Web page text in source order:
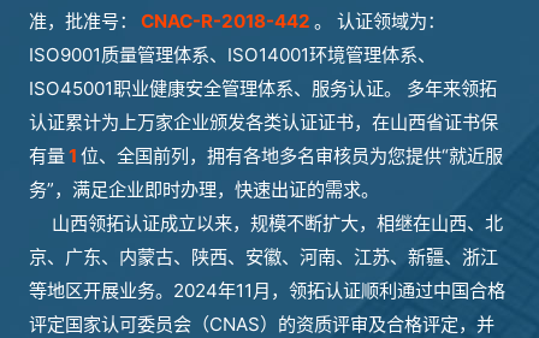
准，批准号：
CNAC-R-2018-442 。 认证领域为：
ISO9001质量管理体系、ISO14001环境管理体系、
ISO45001职业健康安全管理体系、服务认证。 多年来领拓
认证累计为上万家企业颁发各类认证证书，在山西省证书保
有量1 位、全国前列，拥有各地多名审核员为您提供“就近服
务”，满足企业即时办理，快速出证的需求。
山西领拓认证成立以来，规模不断扩大，相继在山西、北
京、广东、内蒙古、陕西、安徽、河南、江苏、新疆、浙江
等地区开展业务。2024年11月，领拓认证顺利通过中国合格
评定国家认可委员会（CNAS）的资质评审及合格评定，并